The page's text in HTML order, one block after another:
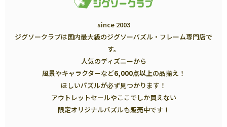
since 2003
ジグソークラブは国内最大級のジグソーパズル・フレーム専門店で
す。
人気のディズニーから
風景やキャラクターなど6,000点以上の品揃え！
ほしいパズルが必ず見つかります！
アウトレットセールやここでしか買えない
限定オリジナルパズルも販売中です！